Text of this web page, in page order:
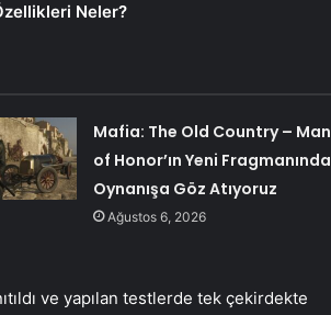
Neler?
Mafia: The Old Country – Man
of Honor’ın Yeni Fragmanında
Oynanışa Göz Atıyoruz
Ağustos 6, 2026
ve yapılan testlerde tek çekirdekte